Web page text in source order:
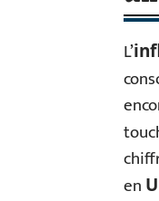
L’
en